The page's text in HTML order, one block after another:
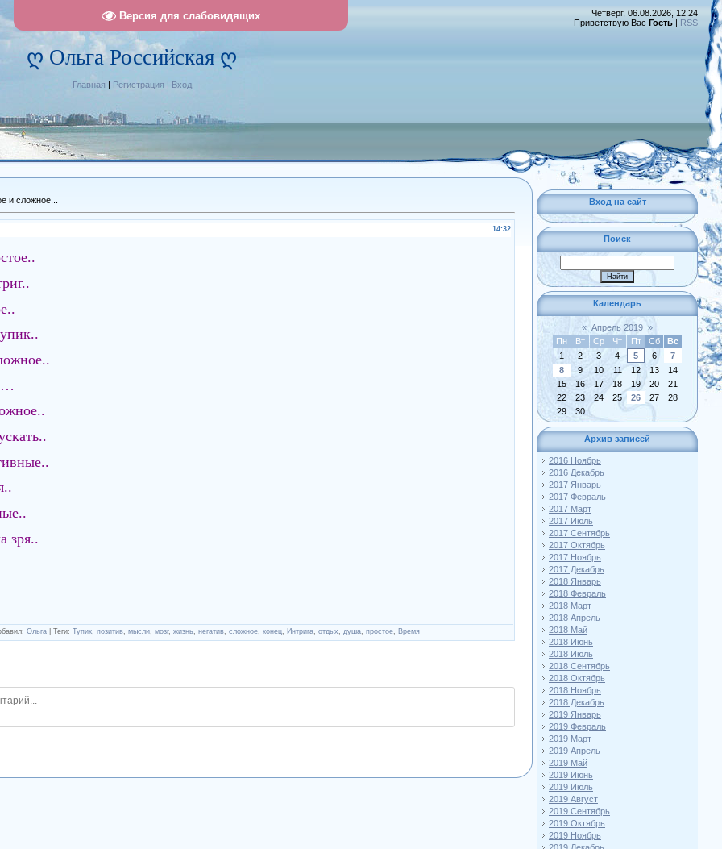
Версия для слабовидящих
ღ Ольга Российская ღ
Главная | Регистрация | Вход
Четверг, 06.08.2026, 12:24
Приветствую Вас Гость | RSS
и сложное...
14:32
зря..
: Ольга Теги: Тупик позитив мысли мозг, жизнь негатив сложное конец Интрига отдых душа простое Время
Вход на сайт
Поиск
Календарь
« Апрель 2019 »
Пн
Вт Ср Чт Пт Сб
Вс
1
2 3 4 5 6
7
8
9 10 11 12 13
14
15
16 17 18 19 20
21
22
23 24 25 26 27
28
29
30
Архив записей
2016 Ноябрь
2016 Декабрь
2017 Январь
2017 Февраль
2017 Март
2017 Июль
2017 Сентябрь
2017 Октябрь
2017 Ноябрь
2017 Декабрь
2018 Январь
2018 Февраль
2018 Март
2018 Апрель
2018 Май
2018 Июнь
2018 Июль
2018 Сентябрь
2018 Октябрь
2018 Ноябрь
2018 Декабрь
2019 Январь
2019 Февраль
2019 Март
2019 Апрель
2019 Май
2019 Июнь
2019 Июль
2019 Август
2019 Сентябрь
2019 Октябрь
2019 Ноябрь